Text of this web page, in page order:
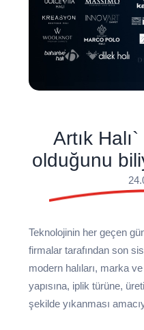
Artık
olduğunu
Teknolojinin her geçen
firmalar tarafından son
modern halıları, marka
yapısına, iplik türüne,
şekilde yıkanması